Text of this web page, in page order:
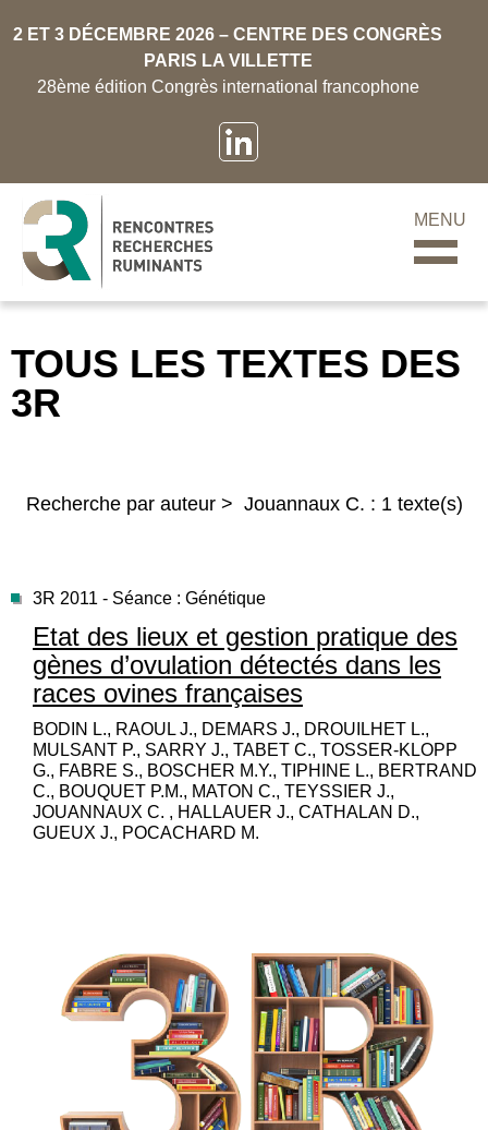
2 ET 3 DÉCEMBRE 2026 – CENTRE DES CONGRÈS
PARIS LA VILLETTE
28ème édition Congrès international francophone
MENU
TOUS LES TEXTES DES
3R
Recherche par auteur > Jouannaux C. : 1 texte(s)
3R 2011 - Séance : Génétique
Etat des lieux et gestion pratique des
gènes d’ovulation détectés dans les
races ovines françaises
BODIN L., RAOUL J., DEMARS J., DROUILHET L.,
MULSANT P., SARRY J., TABET C., TOSSER-KLOPP
G., FABRE S., BOSCHER M.Y., TIPHINE L., BERTRAND
C., BOUQUET P.M., MATON C., TEYSSIER J.,
JOUANNAUX C. , HALLAUER J., CATHALAN D.,
GUEUX J., POCACHARD M.